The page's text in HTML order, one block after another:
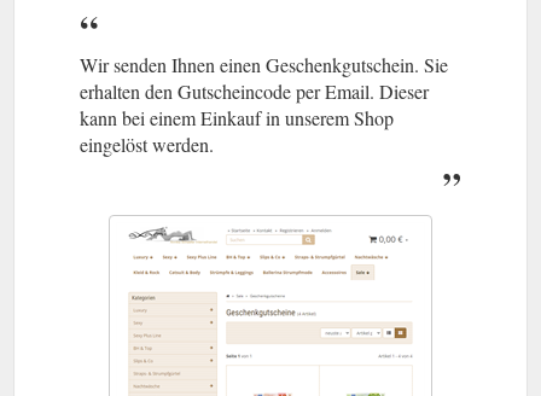
Wir senden Ihnen einen Geschenkgutschein. Sie
erhalten den Gutscheincode per Email. Dieser
kann bei einem Einkauf in unserem Shop
eingelöst werden.